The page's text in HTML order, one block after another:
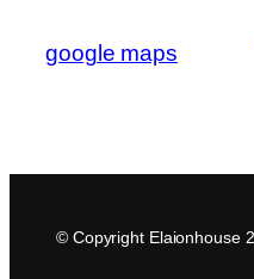
google maps
© Copyright Elaionhouse